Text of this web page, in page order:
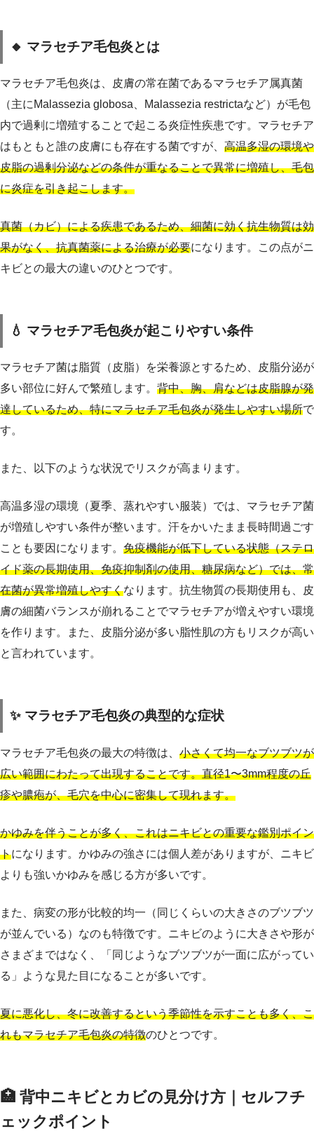
🔸 マラセチア毛包炎とは
マラセチア毛包炎は、皮膚の常在菌であるマラセチア属真菌
（主にMalassezia globosa、Malassezia restrictaなど）が毛包
内で過剰に増殖することで起こる炎症性疾患です。マラセチア
はもともと誰の皮膚にも存在する菌ですが、 高温多湿の環境や
皮脂の過剰分泌などの条件が重なることで異常に増殖し、毛包
に炎症を引き起こします。
真菌（カビ）による疾患であるため、細菌に効く抗生物質は効
果がなく、抗真菌薬による治療が必要になります。この点がニ
キビとの最大の違いのひとつです。
💧 マラセチア毛包炎が起こりやすい条件
マラセチア菌は脂質（皮脂）を栄養源とするため、皮脂分泌が
多い部位に好んで繁殖します。 背中、胸、肩などは皮脂腺が発
達しているため、特にマラセチア毛包炎が発生しやすい場所で
す。
また、以下のような状況でリスクが高まります。
高温多湿の環境（夏季、蒸れやすい服装）では、マラセチア菌
が増殖しやすい条件が整います。汗をかいたまま長時間過ごす
ことも要因になります。 免疫機能が低下している状態（ステロ
イド薬の長期使用、免疫抑制剤の使用、糖尿病など）では、常
在菌が異常増殖しやすくなります。抗生物質の長期使用も、皮
膚の細菌バランスが崩れることでマラセチアが増えやすい環境
を作ります。また、皮脂分泌が多い脂性肌の方もリスクが高い
と言われています。
✨ マラセチア毛包炎の典型的な症状
マラセチア毛包炎の最大の特徴は、 小さくて均一なブツブツが
広い範囲にわたって出現することです。直径1〜3mm程度の丘
疹や膿疱が、毛穴を中心に密集して現れます。
かゆみを伴うことが多く、これはニキビとの重要な鑑別ポイン
トになります。かゆみの強さには個人差がありますが、ニキビ
よりも強いかゆみを感じる方が多いです。
また、病変の形が比較的均一（同じくらいの大きさのブツブツ
が並んでいる）なのも特徴です。ニキビのように大きさや形が
さまざまではなく、「同じようなブツブツが一面に広がってい
る」ような見た目になることが多いです。
夏に悪化し、冬に改善するという季節性を示すことも多く、こ
れもマラセチア毛包炎の特徴のひとつです。
🏥 背中ニキビとカビの見分け方｜セルフチ
ェックポイント